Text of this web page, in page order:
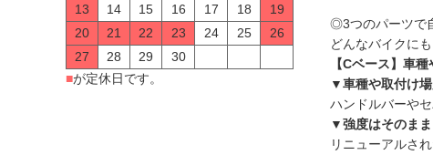
13
14 15 16 17 18
19
20
21 22 23 24 25
26
27
28 29
30
■が定休日です。
◎3つのパーツで
どんなバイクに
【Cベース】車
▼車種や取付け
ハンドルバーや
▼強度はそのま
リニューアルさ